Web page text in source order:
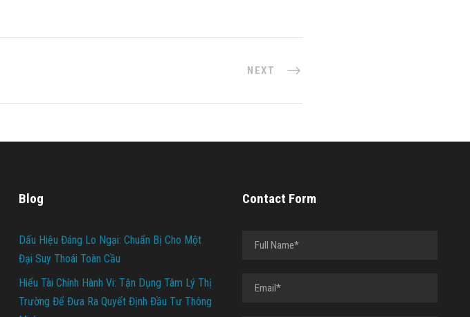
NEXT
Blog
Dấu Hiệu Đáng Lo Ngại: Chuẩn Bị Cho Một
Đại Suy Thoái Toàn Cầu
Hiểu Tài Chính Hành Vi: Tận Dụng Tâm Lý Thị
Trường Để Đưa Ra Quyết Định Đầu Tư Thông
Contact Form